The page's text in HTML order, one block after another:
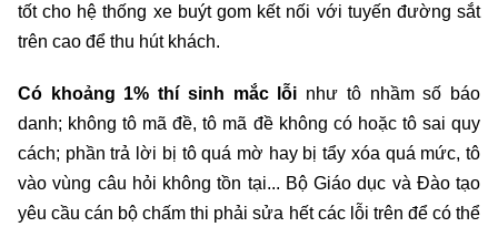
tốt cho hệ thống xe buýt gom kết nối với tuyến đường sắt
trên cao để thu hút khách.
Có khoảng 1% thí sinh mắc lỗi như tô nhầm số báo
danh; không tô mã đề, tô mã đề không có hoặc tô sai quy
cách; phần trả lời bị tô quá mờ hay bị tẩy xóa quá mức, tô
vào vùng câu hỏi không tồn tại... Bộ Giáo dục và Đào tạo
yêu cầu cán bộ chấm thi phải sửa hết các lỗi trên để có thể